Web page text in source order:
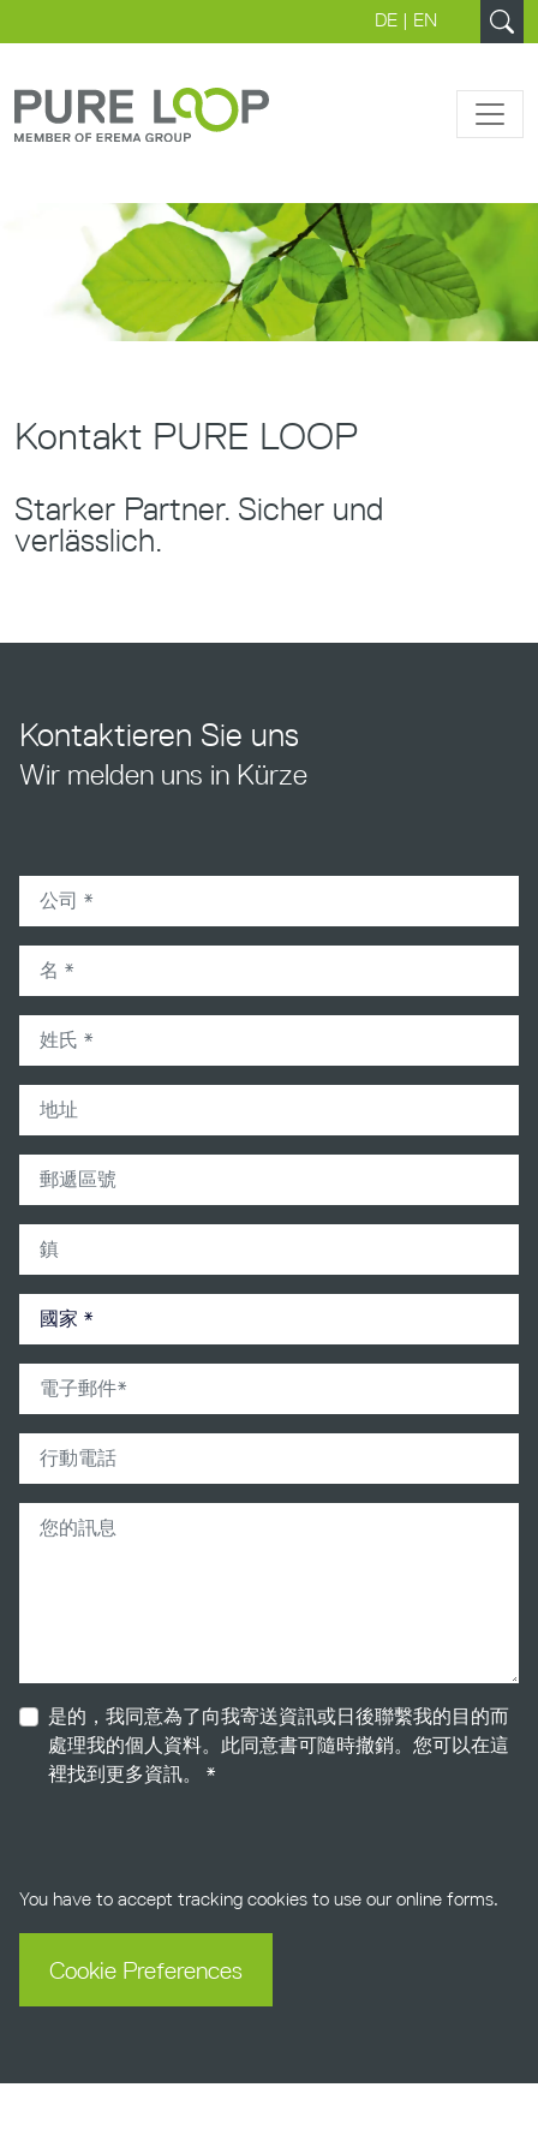
DE | EN
Kontakt PURE LOOP
Starker Partner. Sicher und
verlässlich.
Kontaktieren Sie uns
Wir melden uns in Kürze
company
firstname
lastname
address
city
country
email
Mobilephone
您的訊息
hs_content_membership_email_confirmed
是的，我同意為了向我寄送資訊或日後聯繫我的目的而
處理我的個人資料。此同意書可隨時撤銷。您可以在這
裡找到更多資訊。 *
You have to accept tracking cookies to use our online forms.
Cookie Preferences